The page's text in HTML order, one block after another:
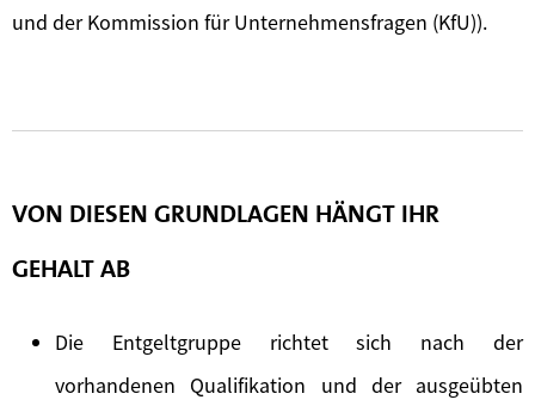
und der Kommission für Unternehmensfragen (KfU)).
VON DIESEN GRUNDLAGEN HÄNGT IHR
GEHALT AB
Die Entgeltgruppe richtet sich nach der
vorhandenen Qualifikation und der ausgeübten